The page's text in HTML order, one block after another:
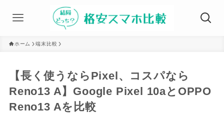
ホーム 端末比較
【長く使うならPixel、コスパなら
Reno13 A】Google Pixel 10aとOPPO
Reno13 Aを比較